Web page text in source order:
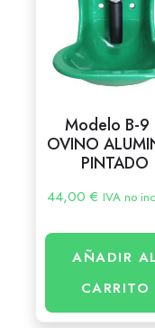
Modelo B-
OVINO
PINTADO
44,00 € IVA no
AÑADIR
CARRITO